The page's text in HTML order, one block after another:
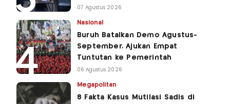
07 Agustus 2026
Nasional
Buruh Batalkan Demo Agustus-
September, Ajukan Empat
Tuntutan ke Pemerintah
06 Agustus 2026
Megapolitan
8 Fakta Kasus Mutilasi Sadis di